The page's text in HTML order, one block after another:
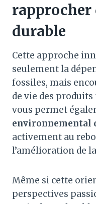
rapprocher
durable
Cette approche
seulement la
fossiles, mais
de vie des
vous permet
environnemental
activement au
l’amélioration de
Même si cette
perspectives